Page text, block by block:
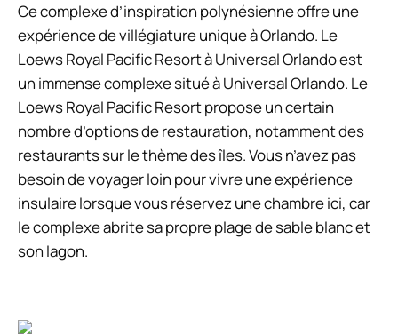
Ce complexe d’inspiration polynésienne offre une
expérience de villégiature unique à Orlando. Le
Loews Royal Pacific Resort à Universal Orlando est
un immense complexe situé à Universal Orlando. Le
Loews Royal Pacific Resort propose un certain
nombre d’options de restauration, notamment des
restaurants sur le thème des îles. Vous n’avez pas
besoin de voyager loin pour vivre une expérience
insulaire lorsque vous réservez une chambre ici, car
le complexe abrite sa propre plage de sable blanc et
son lagon.